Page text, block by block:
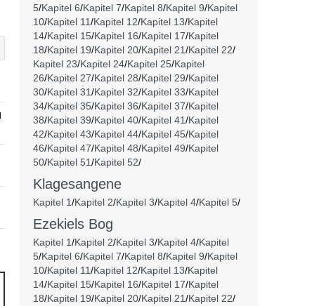
5/Kapitel 6/Kapitel 7/Kapitel 8/Kapitel 9/Kapitel
10/Kapitel 11/Kapitel 12/Kapitel 13/Kapitel
14/Kapitel 15/Kapitel 16/Kapitel 17/Kapitel
18/Kapitel 19/Kapitel 20/Kapitel 21/Kapitel 22/
Kapitel 23/Kapitel 24/Kapitel 25/Kapitel
26/Kapitel 27/Kapitel 28/Kapitel 29/Kapitel
30/Kapitel 31/Kapitel 32/Kapitel 33/Kapitel
34/Kapitel 35/Kapitel 36/Kapitel 37/Kapitel
38/Kapitel 39/Kapitel 40/Kapitel 41/Kapitel
42/Kapitel 43/Kapitel 44/Kapitel 45/Kapitel
46/Kapitel 47/Kapitel 48/Kapitel 49/Kapitel
50/Kapitel 51/Kapitel 52/
Klagesangene
Kapitel 1/Kapitel 2/Kapitel 3/Kapitel 4/Kapitel 5/
Ezekiels Bog
Kapitel 1/Kapitel 2/Kapitel 3/Kapitel 4/Kapitel
5/Kapitel 6/Kapitel 7/Kapitel 8/Kapitel 9/Kapitel
10/Kapitel 11/Kapitel 12/Kapitel 13/Kapitel
14/Kapitel 15/Kapitel 16/Kapitel 17/Kapitel
18/Kapitel 19/Kapitel 20/Kapitel 21/Kapitel 22/